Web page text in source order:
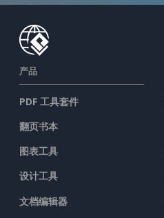
产品
PDF 工具套件
翻页书本
图表工具
设计工具
文档编辑器